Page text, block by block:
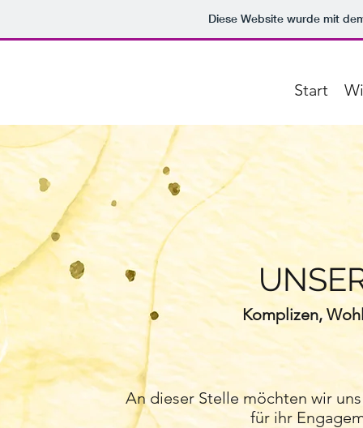
Diese Website wurde mit
Start
Komplizen,
An dieser Stelle möchten wir
für ihr